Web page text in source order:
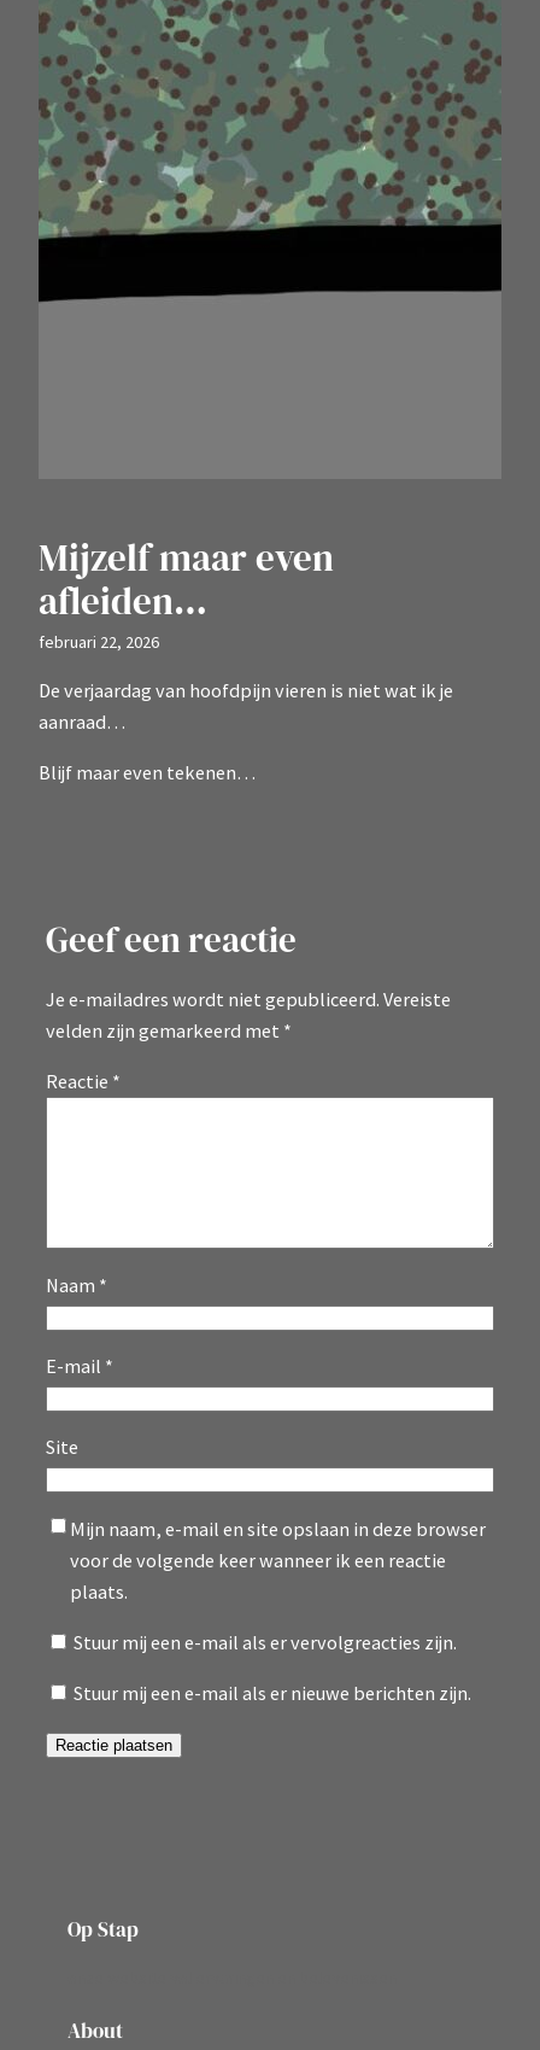
Mijzelf maar even
afleiden…
februari 22, 2026
De verjaardag van hoofdpijn vieren is niet wat ik je
aanraad…
Blijf maar even tekenen…
Geef een reactie
Je e-mailadres wordt niet gepubliceerd. Vereiste
velden zijn gemarkeerd met *
Reactie *
Naam *
E-mail *
Site
Mijn naam, e-mail en site opslaan in deze browser
voor de volgende keer wanneer ik een reactie
plaats.
Stuur mij een e-mail als er vervolgreacties zijn.
Stuur mij een e-mail als er nieuwe berichten zijn.
Op Stap
About